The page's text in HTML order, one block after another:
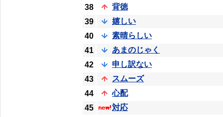
38
背徳
39
嬉しい
40
素晴らしい
41
あまのじゃく
42
申し訳ない
43
スムーズ
44
心配
45
対応